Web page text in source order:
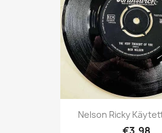
Nelson Ricky